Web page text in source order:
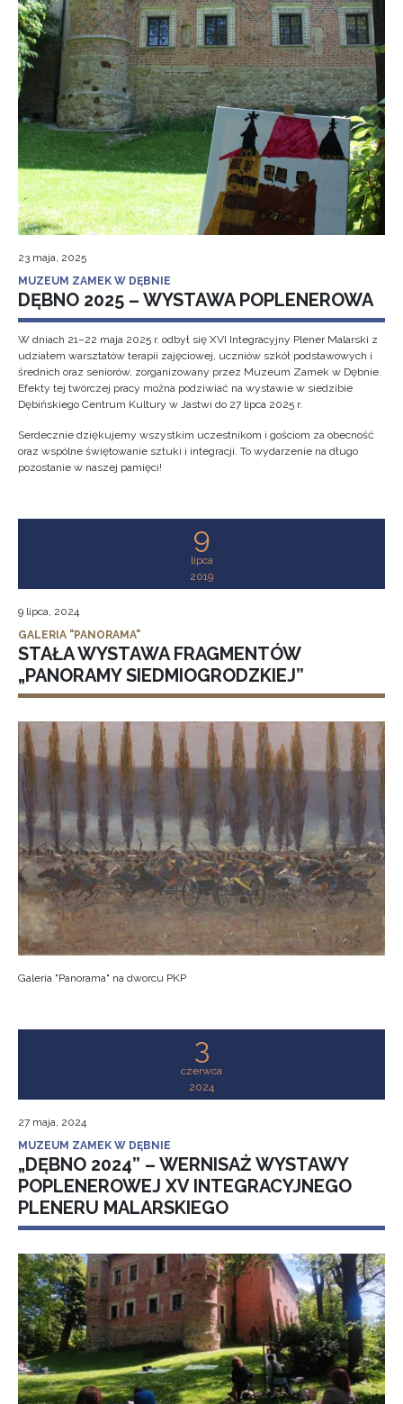
23 maja, 2025
MUZEUM ZAMEK W DĘBNIE
DĘBNO 2025 – WYSTAWA POPLENEROWA
W dniach 21–22 maja 2025 r. odbył się XVI Integracyjny Plener Malarski z
udziałem warsztatów terapii zajęciowej, uczniów szkół podstawowych i
średnich oraz seniorów, zorganizowany przez Muzeum Zamek w Dębnie.
Efekty tej twórczej pracy można podziwiać na wystawie w siedzibie
Dębińskiego Centrum Kultury w Jastwi do 27 lipca 2025 r.
Serdecznie dziękujemy wszystkim uczestnikom i gościom za obecność
oraz wspólne świętowanie sztuki i integracji. To wydarzenie na długo
pozostanie w naszej pamięci!
9
lipca
2019
9 lipca, 2024
GALERIA "PANORAMA"
STAŁA WYSTAWA FRAGMENTÓW
„PANORAMY SIEDMIOGRODZKIEJ”
Galeria "Panorama" na dworcu PKP
3
czerwca
2024
27 maja, 2024
MUZEUM ZAMEK W DĘBNIE
„DĘBNO 2024” – WERNISAŻ WYSTAWY
POPLENEROWEJ XV INTEGRACYJNEGO
PLENERU MALARSKIEGO